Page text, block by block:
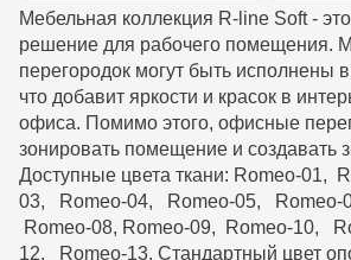
Мебельная коллекция R-line Soft -
решение для рабочего помещения.
перегородок могут быть исполнены
что добавит яркости и красок в
офиса. Помимо этого, офисные
зонировать помещение и создавать
Доступные цвета ткани: Romeo-01,
03, Romeo-04, Romeo-05, Romeo-
Romeo-08, Romeo-09, Romeo-10,
12, Romeo-13. Стандартный цвет